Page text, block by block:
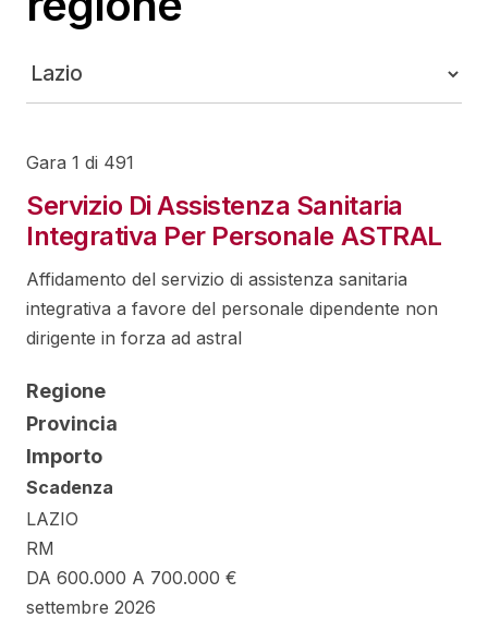
Gara 1 di 491
Servizio Di Assistenza Sanitaria
Integrativa Per Personale ASTRAL
Affidamento del servizio di assistenza sanitaria
integrativa a favore del personale dipendente non
dirigente in forza ad astral
Regione
Provincia
Importo
Scadenza
LAZIO
RM
DA 600.000 A 700.000 €
settembre 2026